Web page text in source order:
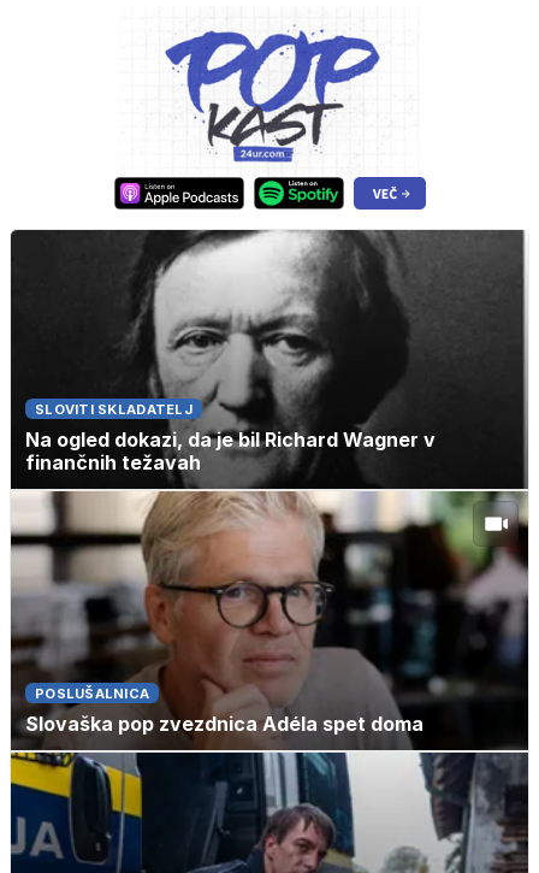
SLOVITI SKLADATELJ
Na ogled dokazi, da je bil Richard Wagner v
finančnih težavah
POSLUŠALNICA
Slovaška pop zvezdnica Adéla spet doma